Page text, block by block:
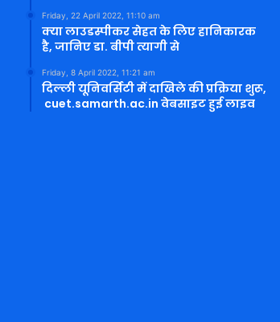
Friday, 22 April 2022, 11:10 am
क्या लाउडस्पीकर सेहत के लिए हानिकारक
है, जानिए डा. बीपी त्यागी से
Friday, 8 April 2022, 11:21 am
दिल्ली यूनिवर्सिटी में दाखिले की प्रक्रिया शुरू,
cuet.samarth.ac.in वेबसाइट हुई लाइव